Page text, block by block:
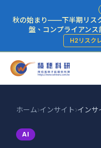
秋の始まり——下半期リス
盤、コンプライアン
H2リスク
ホーム›インサイト›
AI